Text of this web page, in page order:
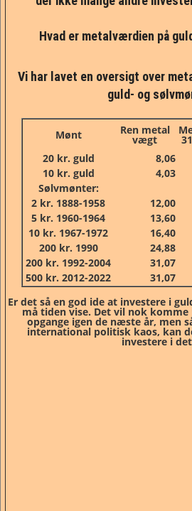
Hvad er metalværdien på
Vi har lavet en oversigt over
guld- og
Mønt Ren metal
vægt
20 kr. guld
8,06
10 kr. guld
4,03
Sølvmønter:
2 kr. 1888-1958
12,00
5 kr. 1960-1964
13,60
10 kr. 1967-1972
16,40
200 kr. 1990
24,88
200 kr. 1992-2004
31,07
500 kr. 2012-2022
31,07
Er det så en god ide at investere i
må tiden vise. Det vil nok
opgange igen de næste år, men
international politisk kaos, kan
investere i